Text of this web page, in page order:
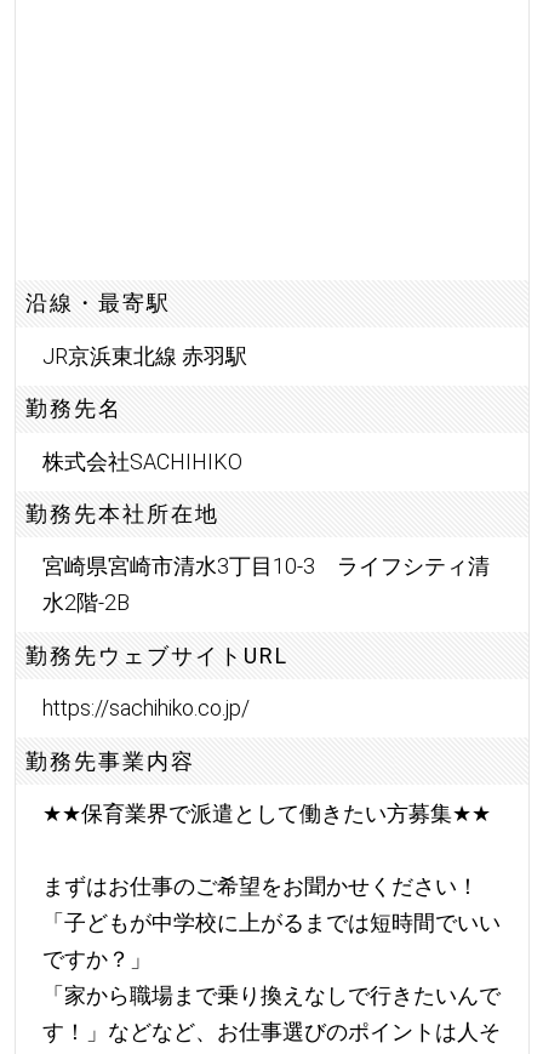
沿線・最寄駅
JR京浜東北線 赤羽駅
勤務先名
株式会社SACHIHIKO
勤務先本社所在地
宮崎県宮崎市清水3丁目10-3 ライフシティ清
水2階-2B
勤務先ウェブサイトURL
https://sachihiko.co.jp/
勤務先事業内容
★★保育業界で派遣として働きたい方募集★★
まずはお仕事のご希望をお聞かせください！
「子どもが中学校に上がるまでは短時間でいい
ですか？」
「家から職場まで乗り換えなしで行きたいんで
す！」などなど、お仕事選びのポイントは人そ